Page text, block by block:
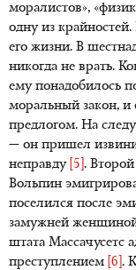
моралистов»,
одну из
его жизни. В
никогда не врать.
ему понадобилось
моральный закон,
предлогом. На
— он пришел
неправду [5] .
Вольпин
поселился после
замужней
штата Массачусетс
преступлением [6] .